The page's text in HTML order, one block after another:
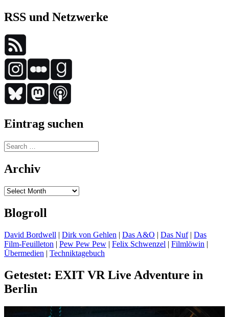
RSS und Netzwerke
Eintrag suchen
Search
for:
Archiv
Archiv
Blogroll
David Bordwell | Dirk von Gehlen | Das A&O | Das Nuf| Das
Film-Feuilleton | Pew Pew Pew | Felix Schwenzel | Filmlöwin |
Übermedien | Techniktagebuch
Getestet: EXIT VR Live Adventure in
Berlin